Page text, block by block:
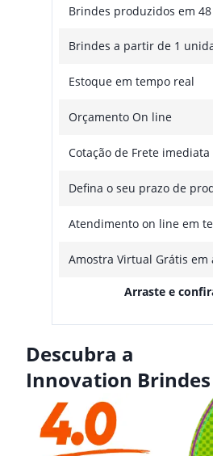
Brindes produzidos em
Brindes a partir de 1
Estoque em tempo real
Orçamento On line
Cotação de Frete imediata
Defina o seu prazo de
Atendimento on line em
Amostra Virtual Grátis em
Arraste e
Descubra a
Innovation Brindes